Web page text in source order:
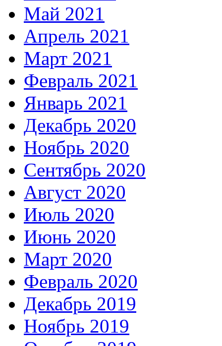
Май 2021
Апрель 2021
Март 2021
Февраль 2021
Январь 2021
Декабрь 2020
Ноябрь 2020
Сентябрь 2020
Август 2020
Июль 2020
Июнь 2020
Март 2020
Февраль 2020
Декабрь 2019
Ноябрь 2019